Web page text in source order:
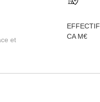
et
EFFECTIF
CA M€